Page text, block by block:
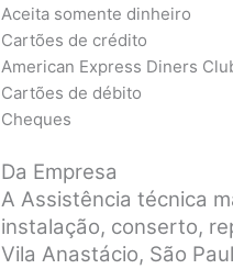
Aceita somente dinheiro
Cartões de crédito
American Express Diners
Cartões de débito
Cheques
Da Empresa
A Assistência técnica
instalação, conserto,
Vila Anastácio, São